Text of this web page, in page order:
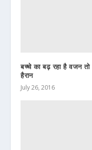
बच्चे का बढ़ रहा है वजन
हैरान
July 26, 2016